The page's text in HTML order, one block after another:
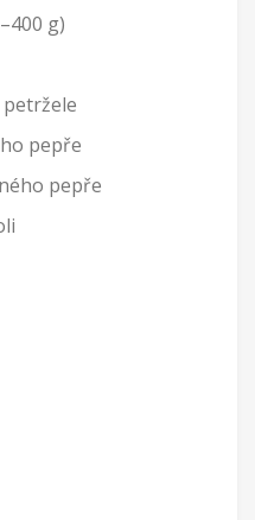
g)
pepře
pepře